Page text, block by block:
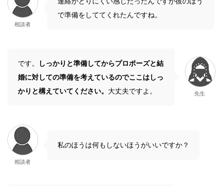
相談者
で準備をしててくれたんですね。
です。
しっかりと準備してからプロポーズと結
婚に対しての準備を考えているのでここはしっ
かりと構えていてください。 大丈夫ですよ。 先生
相談者
私のほうは何もしないほうがいいですか？